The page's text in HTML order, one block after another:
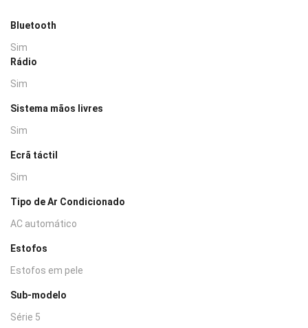
Bluetooth
Sim
Rádio
Sim
Sistema mãos livres
Sim
Ecrã táctil
Sim
Tipo de Ar Condicionado
AC automático
Estofos
Estofos em pele
Sub-modelo
Série 5